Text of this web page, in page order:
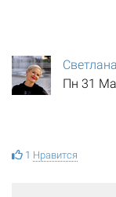
Пн 31
1 Нравится